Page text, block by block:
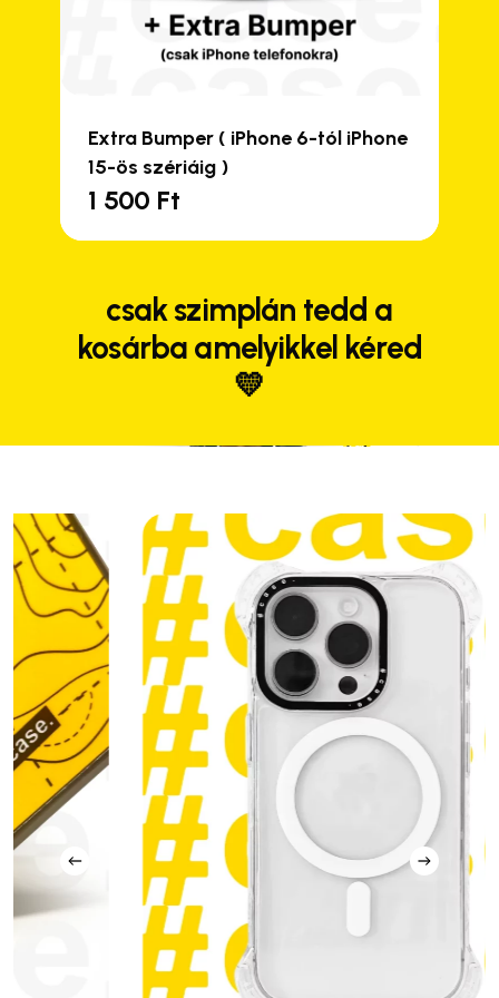
Extra Bumper ( iPhone 6-tól iPhone
15-ös szériáig )
1 500 Ft
csak szimplán tedd a
kosárba amelyikkel kéred
💛
Close
Close